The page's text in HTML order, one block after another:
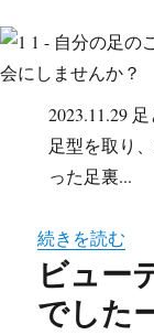
2023.11.29
足型を取り
った足裏...
続きを読む
ビュー
でした